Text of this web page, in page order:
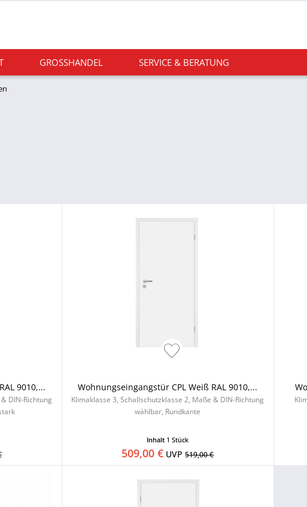
GROSSHANDEL SERVICE & BERATUNG
9010,...
DIN-Richtung
Wohnungseingangstür CPL Weiß RAL 9010,...
Klimaklasse 3, Schallschutzklasse 2, Maße & DIN-Richtung
wählbar, Rundkante
Inhalt 1 Stück
509,00 € UVP519,00 €